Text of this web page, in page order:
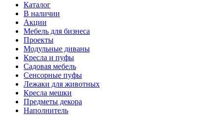
Каталог
В наличии
Акции
Мебель для бизнеса
Проекты
Модульные диваны
Кресла и пуфы
Садовая мебель
Сенсорные пуфы
Лежаки для животных
Кресла мешки
Предметы декора
Наполнитель